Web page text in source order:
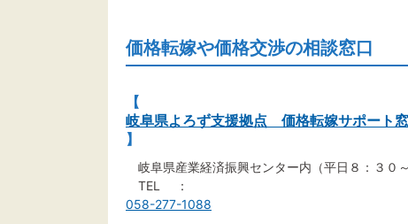
価格転嫁や価格交渉の相談窓口
【
岐阜県よろず支援拠点 価格転嫁サポート
】
岐阜県産業経済振興センター内（平日８：３０～
TEL ：
058-277-1088